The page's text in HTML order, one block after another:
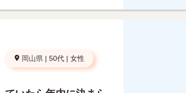
岡山県 | 50代 | 女性